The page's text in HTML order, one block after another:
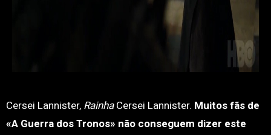
Cersei Lannister, Rainha Cersei Lannister. Muitos fãs de
«A Guerra dos Tronos» não conseguem dizer este